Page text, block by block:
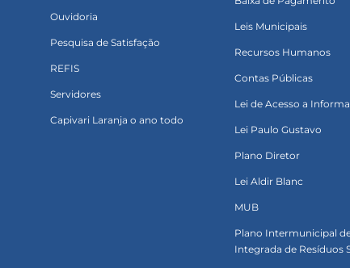
Ouvidoria
Pesquisa de Satisfação
REFIS
Servidores
Capivari Laranja o ano todo
Leis Municipais
Recursos Humanos
Contas Públicas
Lei de Acesso a
Lei Paulo Gustavo
Plano Diretor
Lei Aldir Blanc
MUB
Plano Intermunicipal
Integrada de Resíduos